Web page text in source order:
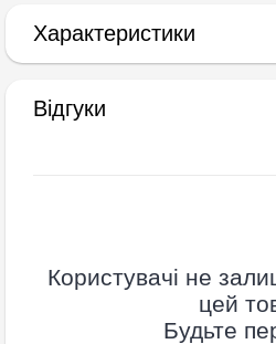
Характеристики
Відгуки
Користувачі не
цей
Будьте